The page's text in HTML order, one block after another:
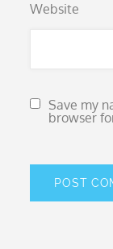
Website
Save my
browser